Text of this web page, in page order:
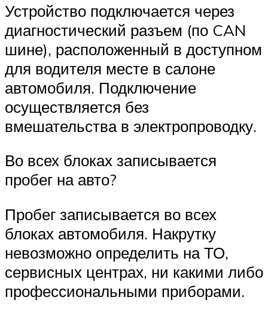
Устройство подключается через
диагностический разъем (по CAN
шине), расположенный в доступном
для водителя месте в салоне
автомобиля. Подключение
осуществляется без
вмешательства в электропроводку.
Во всех блоках записывается
пробег на авто?
Пробег записывается во всех
блоках автомобиля. Накрутку
невозможно определить на ТО,
сервисных центрах, ни какими либо
профессиональными приборами.